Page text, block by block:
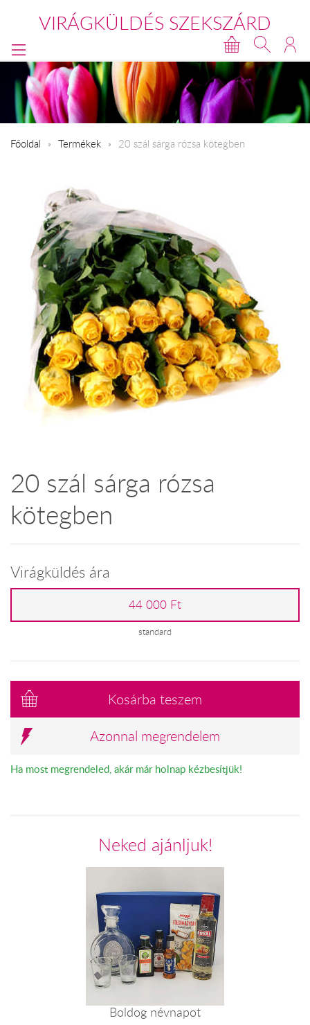
VIRÁGKÜLDÉS SZEKSZÁRD
Főoldal Termékek 20 szál sárga rózsa kötegben
20 szál sárga rózsa
kötegben
Virágküldés ára
44 000 Ft
standard
Kosárba teszem
Azonnal megrendelem
Ha most megrendeled, akár már holnap kézbesítjük!
Neked ajánljuk!
Boldog névnapot